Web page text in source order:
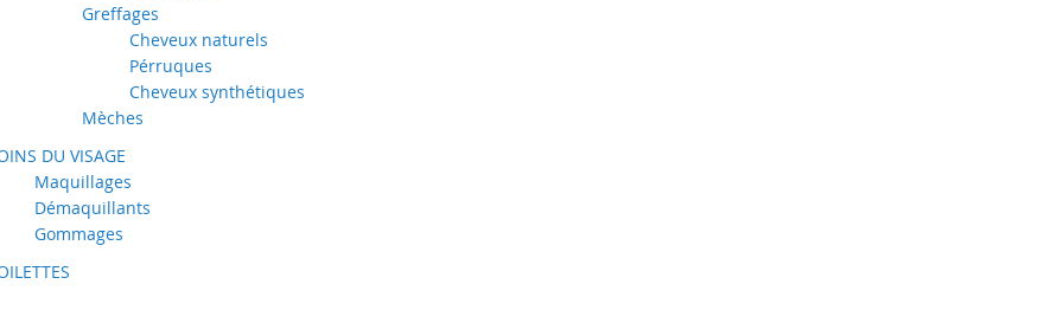
Greffages
Cheveux naturels
Pérruques
Cheveux synthétiques
Mèches
DU VISAGE
Maquillages
Démaquillants
Gommages